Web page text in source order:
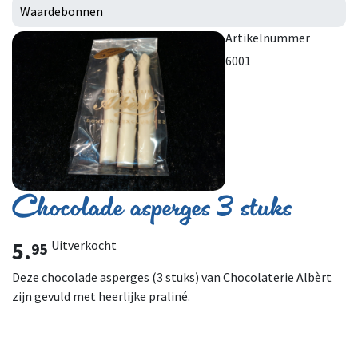
Waardebonnen
Artikelnummer
6001
Chocolade asperges 3 stuks
5.95 Uitverkocht
Deze chocolade asperges (3 stuks) van Chocolaterie Albèrt
zijn gevuld met heerlijke praliné.